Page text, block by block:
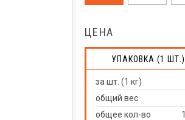
ЦЕНА
УПАКОВКА (1 ШТ.)
за шт. (1 кг)
общий вес
общее кол-во
1